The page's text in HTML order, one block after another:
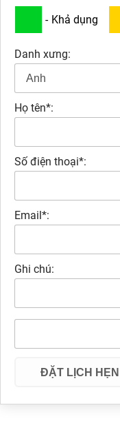
- Khả dụng
Danh xưng:
Họ tên*:
Số điện thoại*:
Email*:
Ghi chú: